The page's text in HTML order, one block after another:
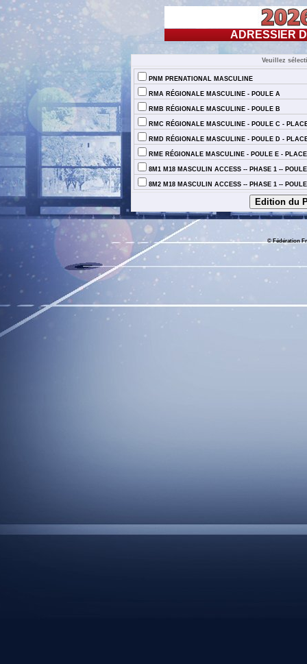
ADRESSIER
Veuillez
PNM PRENATIONAL MASCULINE
RMA RÉGIONALE MASCULINE - POULE A
RMB RÉGIONALE MASCULINE - POULE B
RMC RÉGIONALE MASCULINE - POULE C -
RMD RÉGIONALE MASCULINE - POULE D -
RME RÉGIONALE MASCULINE - POULE E -
8M1 M18 MASCULIN ACCESS -- PHASE 1 --
8M2 M18 MASCULIN ACCESS -- PHASE 1 --
© Fédération